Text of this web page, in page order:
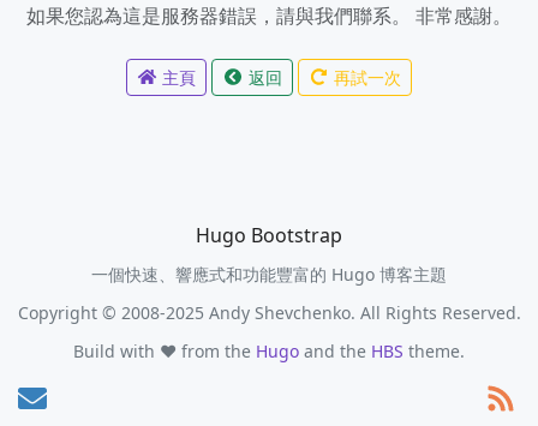
如果您認為這是服務器錯誤，請與我們聯系。 非常感謝。
主頁 返回 再試一次
Hugo Bootstrap
一個快速、響應式和功能豐富的 Hugo 博客主題
Copyright © 2008-2025 Andy Shevchenko. All Rights Reserved.
Build with ❤️ from the Hugo and the HBS theme.